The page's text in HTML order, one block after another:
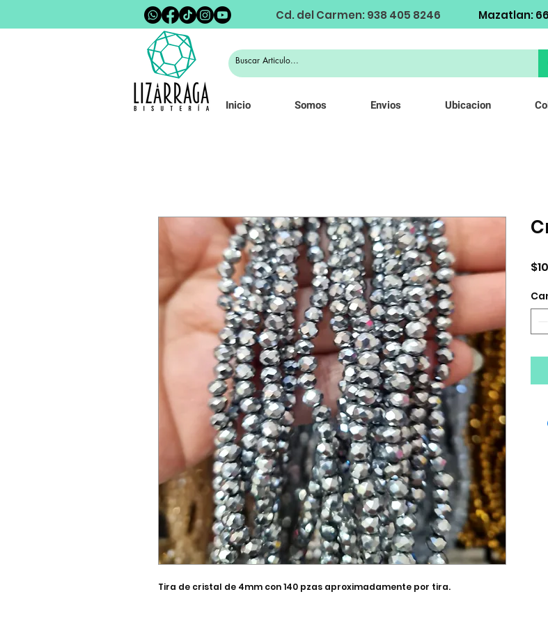
Cd. del Carmen: 938 405 8246 Mazatlan:
Inicio Somos Envios Ubicacion
Tira de cristal de 4mm con 140 pzas aproximadamente por tira.